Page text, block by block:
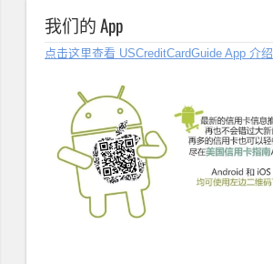
我们的 App
点击这里查看 USCreditCardGuide App 介绍